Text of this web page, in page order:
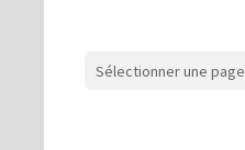
Sélectionner une page